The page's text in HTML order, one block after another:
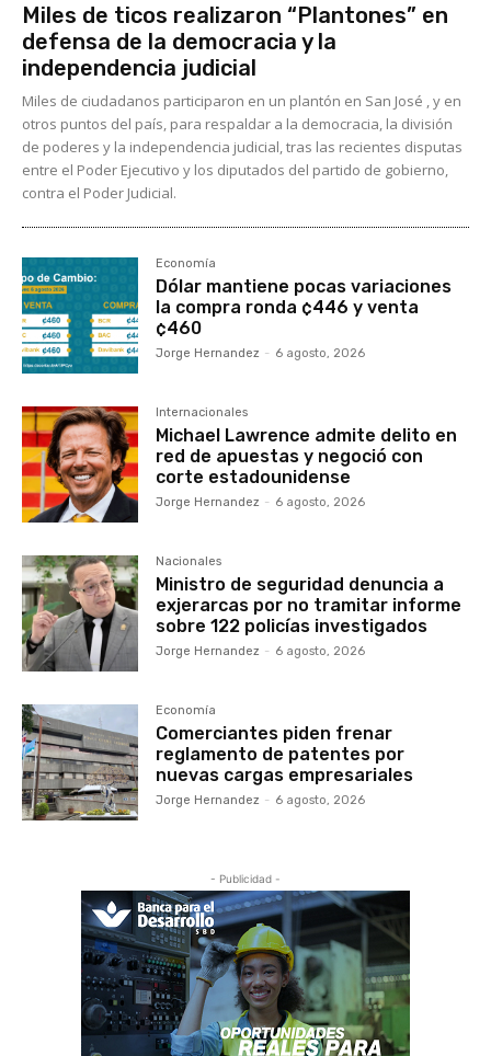
Miles de ticos realizaron “Plantones” en
defensa de la democracia y la
independencia judicial
Miles de ciudadanos participaron en un plantón en San José , y en
otros puntos del país, para respaldar a la democracia, la división
de poderes y la independencia judicial, tras las recientes disputas
entre el Poder Ejecutivo y los diputados del partido de gobierno,
contra el Poder Judicial.
Economía
Dólar mantiene pocas variaciones
la compra ronda ¢446 y venta
¢460
Jorge Hernandez - 6 agosto, 2026
Internacionales
Michael Lawrence admite delito en
red de apuestas y negoció con
corte estadounidense
Jorge Hernandez - 6 agosto, 2026
Nacionales
Ministro de seguridad denuncia a
exjerarcas por no tramitar informe
sobre 122 policías investigados
Jorge Hernandez - 6 agosto, 2026
Economía
Comerciantes piden frenar
reglamento de patentes por
nuevas cargas empresariales
Jorge Hernandez - 6 agosto, 2026
- Publicidad -